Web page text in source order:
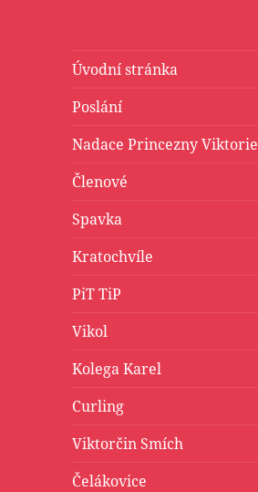
Úvodní stránka
Poslání
Nadace Princezny Viktorie
Členové
Spavka
Kratochvíle
PiT TiP
Vikol
Kolega Karel
Curling
Viktorčin Smích
Čelákovice